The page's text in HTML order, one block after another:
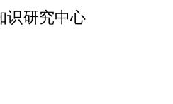
识研究中心